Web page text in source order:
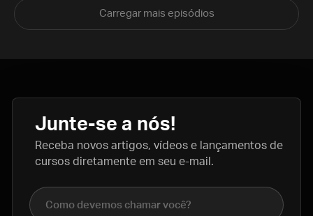
Carregar mais episódios
Junte-se a nós!
Receba novos artigos, vídeos e lançamentos de
cursos diretamente em seu e-mail.
Nome completo